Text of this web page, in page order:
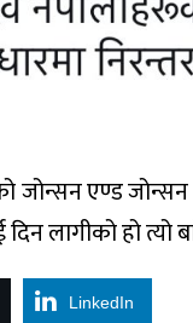
एण्ड जोन्सन
लागीको हो त्यो
LinkedIn